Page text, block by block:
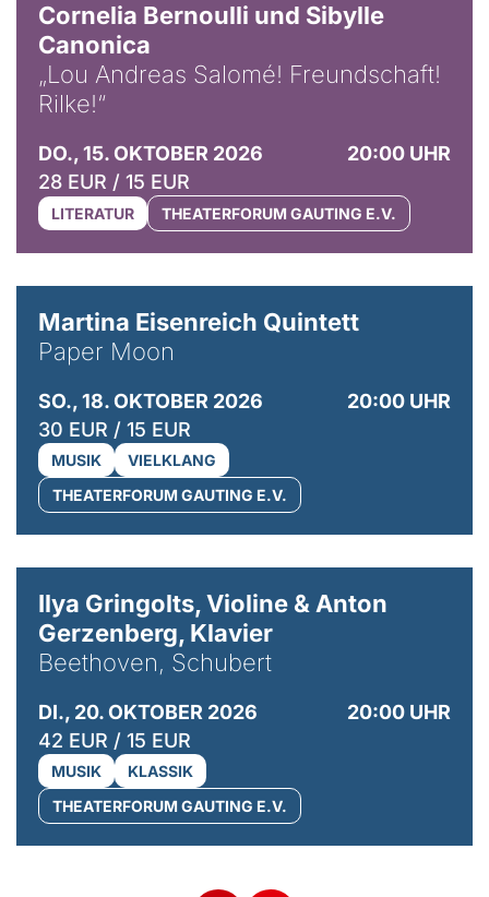
Cornelia Bernoulli und Sibylle
Canonica
„Lou Andreas Salomé! Freundschaft!
Rilke!“
DO., 15. OKTOBER 2026
20:00 UHR
28 EUR / 15 EUR
LITERATUR THEATERFORUM GAUTING E.V.
Martina Eisenreich Quintett
Paper Moon
SO., 18. OKTOBER 2026
20:00 UHR
30 EUR / 15 EUR
MUSIK
VIELKLANG
THEATERFORUM GAUTING E.V.
Ilya Gringolts, Violine & Anton
Gerzenberg, Klavier
Beethoven, Schubert
DI., 20. OKTOBER 2026
20:00 UHR
42 EUR / 15 EUR
MUSIK
KLASSIK
THEATERFORUM GAUTING E.V.